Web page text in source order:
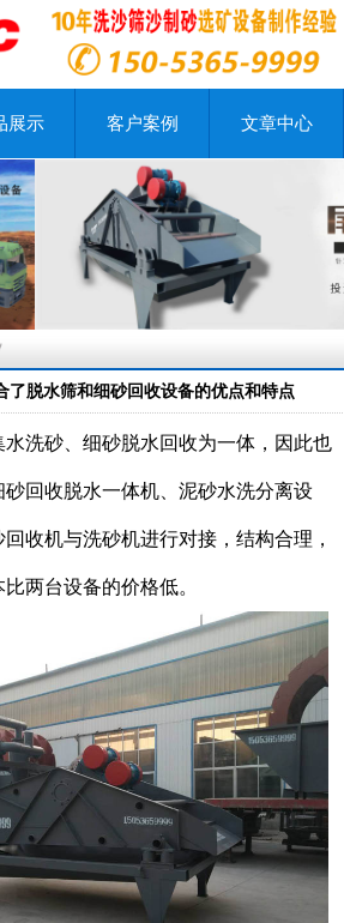
展示 客户案例 文章中心
了脱水筛和细砂回收设备的优点和特点
砂、细砂脱水回收为一体，因此也
回收脱水一体机、泥砂水洗分离设
收机与洗砂机进行对接，结构合理，
两台设备的价格低。